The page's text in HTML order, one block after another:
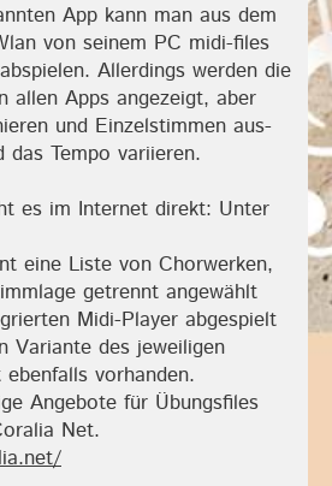
App kann man aus dem
von seinem PC midi-files
Allerdings werden die
allen Apps angezeigt, aber
und Einzelstimmen aus-
das Tempo variieren.
es im Internet direkt: Unter
eine Liste von Chorwerken,
getrennt angewählt
Midi-Player abgespielt
Variante des jeweiligen
vorhanden.
Angebote für Übungsfiles
Net.